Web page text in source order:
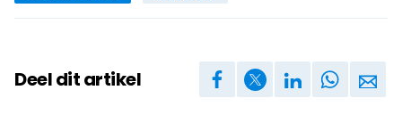
Deel dit artikel